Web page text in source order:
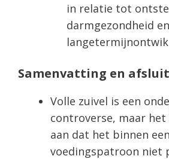
in relatie tot
darmgezondheid en
Samenvatting en
Volle zuivel is een
controverse, maar
aan dat het binnen
voedingspatroon niet